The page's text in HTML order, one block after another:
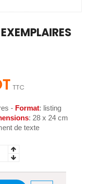
TTC
- Format: listing
: 28 x 24 cm
de texte